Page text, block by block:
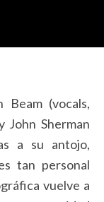
Beam (vocals,
John Sherman
a su antojo,
tan personal
vuelve a